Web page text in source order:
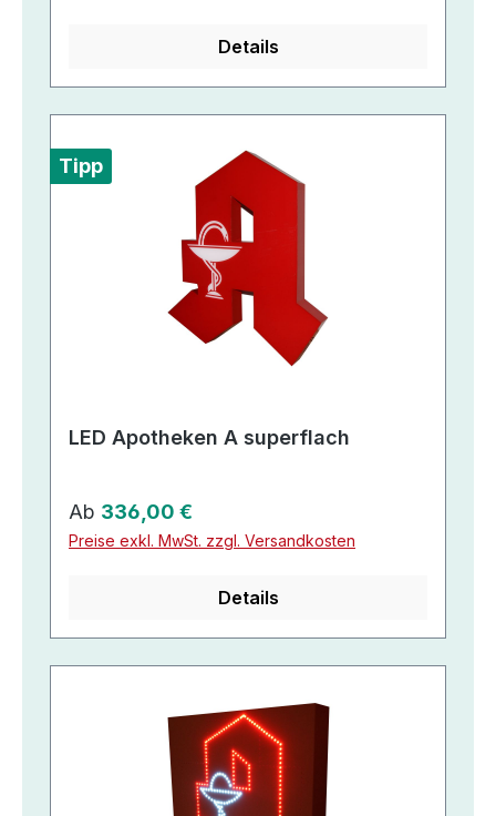
Details
Tipp
LED Apotheken A superflach
Regulärer Preis:
Ab 336,00 €
Preise exkl. MwSt. zzgl. Versandkosten
Details